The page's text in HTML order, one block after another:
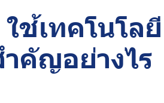
ช้เทคโนโลยี
ำคัญอย่างไร